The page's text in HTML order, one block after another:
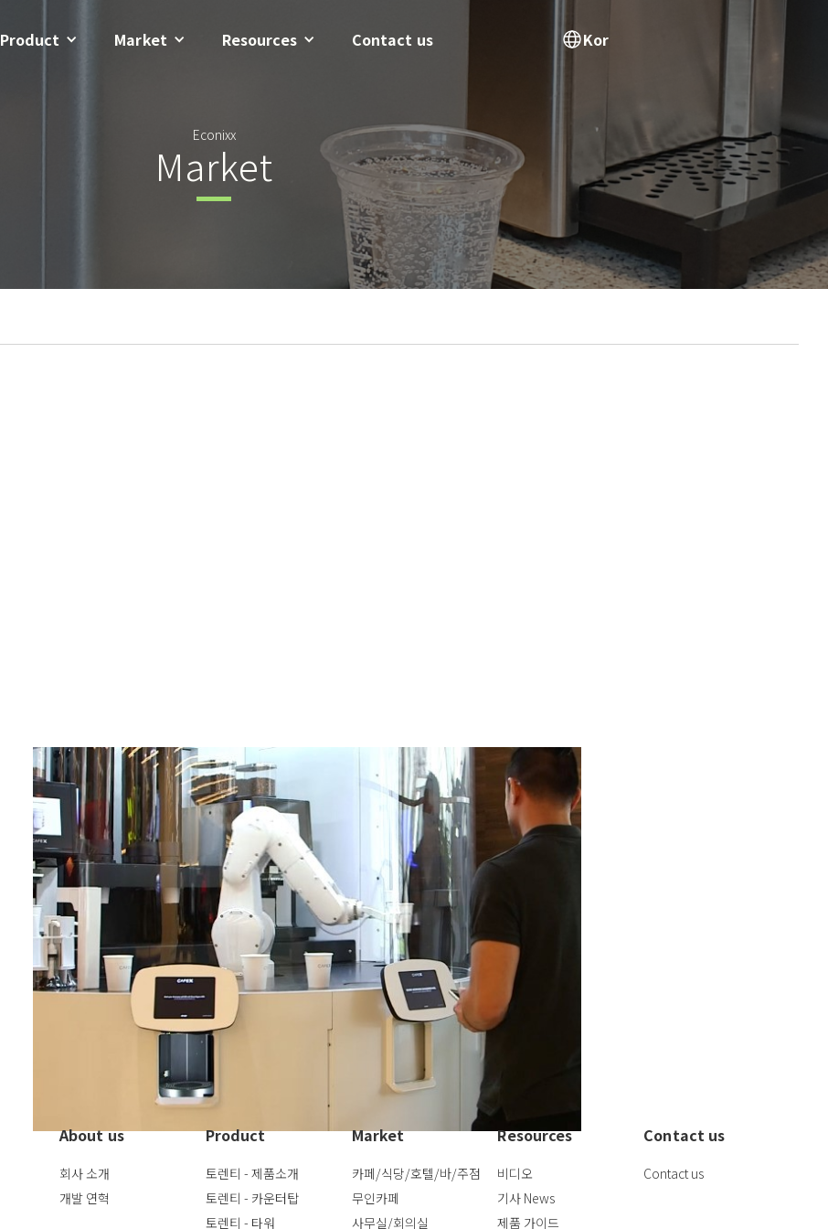
Product Market Resources Contact us Kor
Econixx
Market
24시간 연중무휴 시간 제약 없이 운영이 가능한 무인 F&B 사업에서 탄산수를 활용한 탄산
에이드 음료의 매출 비중이 비약적으로 상승되고 있습니다.
토렌티 탄산수 제조기는 자체적으로 통신-인터페이스 기능이 내장되어 있어 무인카페의 메
인 플랫폼과 통신을 통해 자동으로 신선한 탄산수를 정량 공급하므로 무인카페 운영시 필수
아이템으로 활용사례가 늘어나고 있는 추세입니다.
About us
회사 소개
개발 연혁
Product
토렌티 - 제품소개
토렌티 - 카운터탑
토렌티 - 타워
Market
카페/식당/호텔/바/주점
무인카페
사무실/회의실
Resources
비디오
기사 News
제품 가이드
Contact us
Contact us